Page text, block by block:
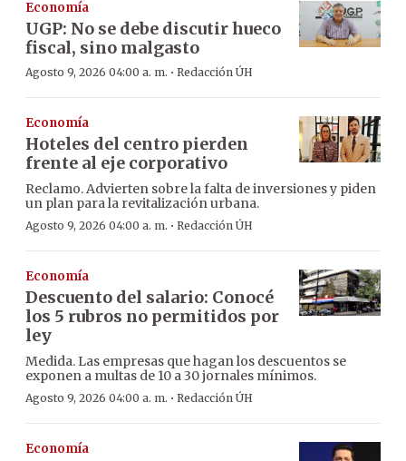
Economía
UGP: No se debe discutir hueco
fiscal, sino malgasto
Agosto 9, 2026 04:00 a. m. · Redacción ÚH
Economía
Hoteles del centro pierden
frente al eje corporativo
Reclamo. Advierten sobre la falta de inversiones y piden
un plan para la revitalización urbana.
Agosto 9, 2026 04:00 a. m. · Redacción ÚH
Economía
Descuento del salario: Conocé
los 5 rubros no permitidos por
ley
Medida. Las empresas que hagan los descuentos se
exponen a multas de 10 a 30 jornales mínimos.
Agosto 9, 2026 04:00 a. m. · Redacción ÚH
Economía